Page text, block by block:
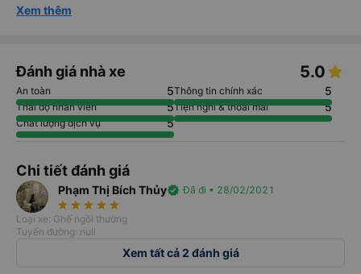
Xem thêm
Đánh giá nhà xe 5.0
An toàn 5Thông tin chính xác 5
Thái độ nhân viên 5Tiện nghi & thoải mái 5
Chất lượng dịch vụ 5
Chi tiết đánh giá
Phạm Thị Bích Thủyverified Đã đi • 28/02/2021
star_rate star_rate star_rate star_rate star_rate
Loại xe: Ghế ngồi thường
Tuyến đường: null
Xem tất cả 2 đánh giá